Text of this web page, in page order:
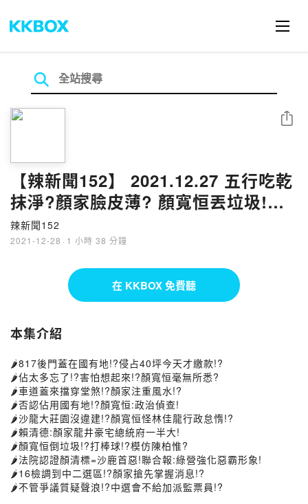
【辣新聞152】 2021.12.27 五行吃乾
抹淨?顏家臉皮薄? 顏寬恒丟垃圾!選
到四不像?
辣新聞152
2021-12-28 · 1 小時 38 分鐘
分享
在 KKBOX 免費聽
本集介紹
🌶817後門蓋在國有地!?侵占40坪今天才繳款!?
🌶佔太多忘了!?害怕想起來!?顏寬恒毫無所悉?
🌶車道蓋來擋穿堂煞!?顏家注重風水!?
🌶否認佔用國有地!?顏寬恒:政治偵查!
🌶沙龍大莊園沒違建!?顏寬恒怪林佳龍行政怠惰!?
🌶賴清德:顏家龍井豪宅總統府一半大!
🌶顏寬恒倒垃圾!?打棒球!?模仿陳柏惟?
🌶法院認證顏清標=沙鹿首惡!聯合報:綠營強化惡霸形象!
🌶16檢調到中二選區!?顏家搶先掌握消息!?
🌶不管爭議質疑聲浪!?中選會不給加派監票員!?